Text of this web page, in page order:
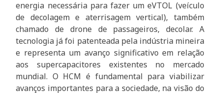
energia necessária para fazer um eVTOL (veículo
de decolagem e aterrisagem vertical), também
chamado de drone de passageiros, decolar. A
tecnologia já foi patenteada pela indústria mineira
e representa um avanço significativo em relação
aos supercapacitores existentes no mercado
mundial. O HCM é fundamental para viabilizar
avanços importantes para a sociedade, na visão do